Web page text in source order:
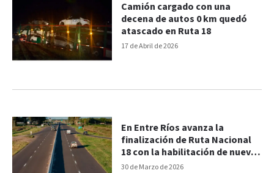
17 de Abril de 2026
Camión cargado con una
decena de autos 0 km quedó
atascado en Ruta 18
30 de Marzo de 2026
En Entre Ríos avanza la
finalización de Ruta Nacional
18 con la habilitación de nuevo
tramo